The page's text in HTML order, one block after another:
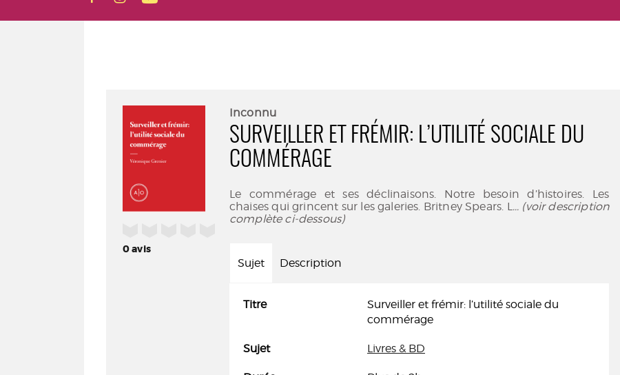
0avis
Inconnu
SURVEILLER ET FRÉMIR: L’UTILITÉ SOCIALE DU
COMMÉRAGE
Le commérage et ses déclinaisons. Notre besoin d’histoires. Les
chaises qui grincent sur les galeries. Britney Spears. L... (voir description
complète ci-dessous)
Sujet Description
Titre
Surveiller et frémir: l’utilité sociale du
commérage
Sujet Livres & BD